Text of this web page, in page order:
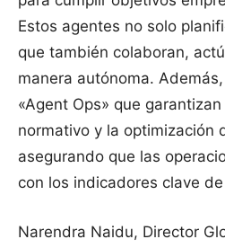
Estos agentes no solo
que también colaboran,
manera autónoma.
«Agent Ops» que
normativo y la optimización
asegurando que las
con los indicadores clave
Narendra Naidu, Director